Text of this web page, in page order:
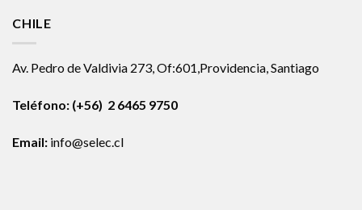
CHILE
Av. Pedro de Valdivia 273, Of:601,Providencia, Santiago
Teléfono: (+56) 2 6465 9750
Email: info@selec.cl